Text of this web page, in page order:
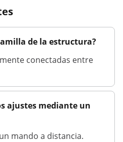
de la estructura?
conectadas entre
ajustes mediante un
mando a distancia.